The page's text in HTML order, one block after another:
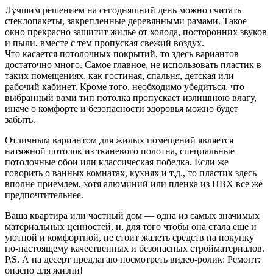
Лучшим решением на сегодняшний день можно считать
стеклопакеты, закрепленные деревянными рамами. Такое
окно прекрасно защитит жилье от холода, посторонних звуков
и пыли, вместе с тем пропуская свежий воздух.
Что касается потолочных покрытий, то здесь вариантов
достаточно много. Самое главное, не использовать пластик в
таких помещениях, как гостиная, спальня, детская или
рабочий кабинет. Кроме того, необходимо убедиться, что
выбранный вами тип потолка пропускает излишнюю влагу,
иначе о комфорте и безопасности здоровья можно будет
забыть.
Отличным вариантом для жилых помещений является
натяжной потолок из тканевого полотна, специальные
потолочные обои или классическая побелка. Если же
говорить о ванных комнатах, кухнях и т.д., то пластик здесь
вполне приемлем, хотя алюминий или пленка из ПВХ все же
предпочтительнее.
Ваша квартира или частный дом — одна из самых значимых
материальных ценностей, и, для того чтобы она стала еще и
уютной и комфортной, не стоит жалеть средств на покупку
по-настоящему качественных и безопасных стройматериалов.
P.S. А на десерт предлагаю посмотреть видео-ролик: Ремонт:
опасно для жизни!